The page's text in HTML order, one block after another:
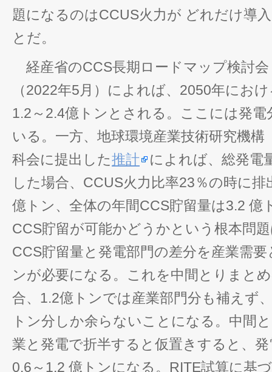
題になるのはCCUS火力が どれだけ導
とだ。
経産省のCCS長期ロードマップ検討会
（2022年5月）によれば、2050年にお
1.2～2.4億トンとされる。ここには発
いる。一方、地球環境産業技術研究機構
科会に提出した推計
によれば、総発電
した場合、CCUS火力比率23％の時に
億トン、全体の年間CCS貯留量は3.2 億
CCS貯留が可能かどうかという根本問
CCS貯留量と発電部門の差分を産業需
ンが必要になる。これを中間とりまと
合、1.2億トンでは産業部門分も補えず
トン分しか余らないことになる。中間
業と発電で折半すると仮置きすると、
0.6～1.2 億トンになる。RITE試算に基